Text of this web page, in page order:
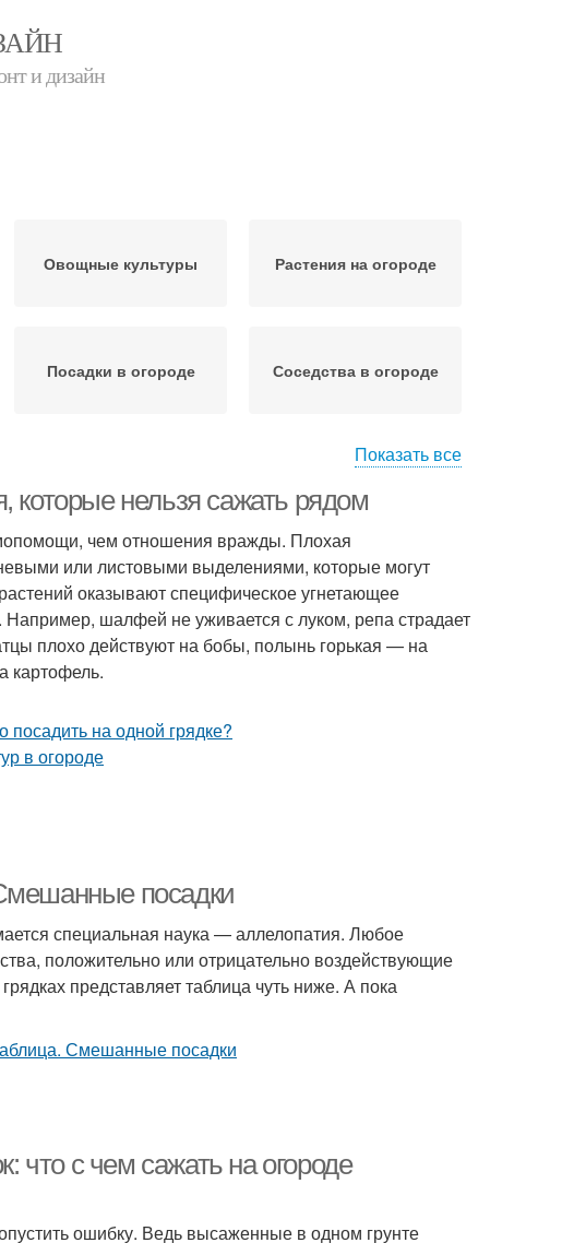
и дизайн
Овощные культуры Растения на огороде
Посадки в огороде Соседства в огороде
Картофель в огороде Ягодные культуры
Показать все
которые нельзя сажать рядом
чем отношения вражды. Плохая
или листовыми выделениями, которые могут
оказывают специфическое угнетающее
Например, шалфей не уживается с луком, репа страдает
плохо действуют на бобы, полынь горькая — на
картофель.
посадки
специальная наука — аллелопатия. Любое
положительно или отрицательно воздействующие
представляет таблица чуть ниже. А пока
с чем сажать на огороде
ошибку. Ведь высаженные в одном грунте